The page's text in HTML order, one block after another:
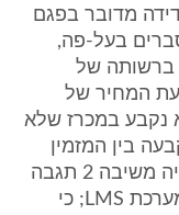
מדובר בפגם
בעל-פה,
ברשותה של
המחיר של
נקבע במכרז שלא
בין המזמין
לבין הזוכה, כך שאין ממש בטענה לפיה משיבה 2 תגבה
תשלום נוסף מהמדינה בגין התקנת מערכת LMS; כי